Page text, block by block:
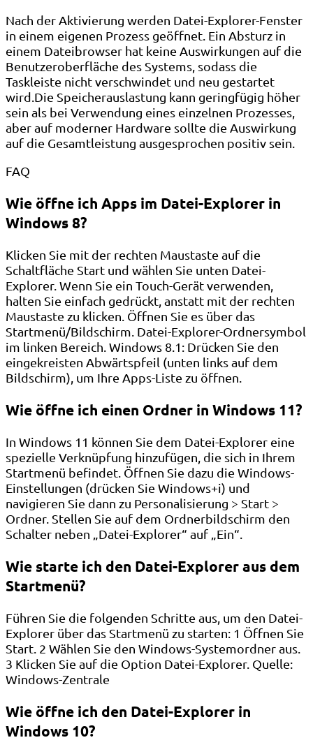
Nach der Aktivierung werden Datei-Explorer-Fenster
in einem eigenen Prozess geöffnet. Ein Absturz in
einem Dateibrowser hat keine Auswirkungen auf die
Benutzeroberfläche des Systems, sodass die
Taskleiste nicht verschwindet und neu gestartet
wird.Die Speicherauslastung kann geringfügig höher
sein als bei Verwendung eines einzelnen Prozesses,
aber auf moderner Hardware sollte die Auswirkung
auf die Gesamtleistung ausgesprochen positiv sein.
FAQ
Wie öffne ich Apps im Datei-Explorer in
Windows 8?
Klicken Sie mit der rechten Maustaste auf die
Schaltfläche Start und wählen Sie unten Datei-
Explorer. Wenn Sie ein Touch-Gerät verwenden,
halten Sie einfach gedrückt, anstatt mit der rechten
Maustaste zu klicken. Öffnen Sie es über das
Startmenü/Bildschirm. Datei-Explorer-Ordnersymbol
im linken Bereich. Windows 8.1: Drücken Sie den
eingekreisten Abwärtspfeil (unten links auf dem
Bildschirm), um Ihre Apps-Liste zu öffnen.
Wie öffne ich einen Ordner in Windows 11?
In Windows 11 können Sie dem Datei-Explorer eine
spezielle Verknüpfung hinzufügen, die sich in Ihrem
Startmenü befindet. Öffnen Sie dazu die Windows-
Einstellungen (drücken Sie Windows+i) und
navigieren Sie dann zu Personalisierung > Start >
Ordner. Stellen Sie auf dem Ordnerbildschirm den
Schalter neben „Datei-Explorer“ auf „Ein“.
Wie starte ich den Datei-Explorer aus dem
Startmenü?
Führen Sie die folgenden Schritte aus, um den Datei-
Explorer über das Startmenü zu starten: 1 Öffnen Sie
Start. 2 Wählen Sie den Windows-Systemordner aus.
3 Klicken Sie auf die Option Datei-Explorer. Quelle:
Windows-Zentrale
Wie öffne ich den Datei-Explorer in
Windows 10?